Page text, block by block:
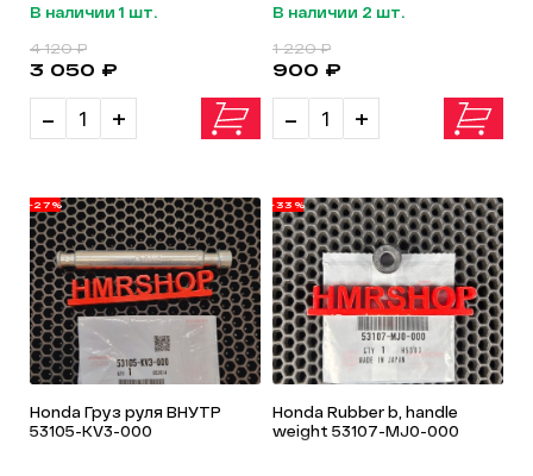
В наличии 1 шт.
- +
3 050 ₽
4 120 ₽
В наличии 2 шт.
- +
900 ₽
1 220 ₽
-27%
Honda Груз руля ВНУТР
53105-KV3-000
-33%
Honda Rubber b, handle
weight 53107-MJ0-000